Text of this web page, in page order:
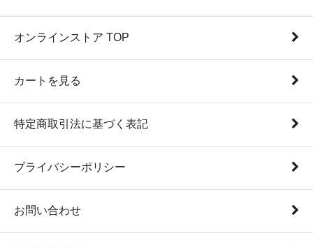
オンラインストア TOP
カートを見る
特定商取引法に基づく表記
プライバシーポリシー
お問い合わせ